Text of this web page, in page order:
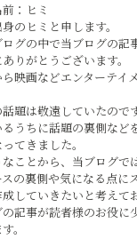
：ヒミ
のヒミと申します。
グの中で当ブログの記
りがとうございます。
映画などエンターテイ
題は敬遠していたので
うちに話題の裏側など
てきました。
ことから、当ブログで
スの裏側や気になる点に
していきたいと考えて
記事が読者様のお役に
。